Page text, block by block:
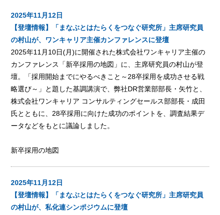
2025年11月12日
【登壇情報】「まなぶとはたらくをつなぐ研究所」主席研究員
の村山が、ワンキャリア主催カンファレンスに登壇
2025年11月10日(月)に開催された株式会社ワンキャリア主催の
カンファレンス「新卒採用の地図」に、主席研究員の村山が登
壇。「採用開始までにやるべきこと～28卒採用を成功させる戦
略選び～」と題した基調講演で、弊社DR営業部部長・矢竹と、
株式会社ワンキャリア コンサルティングセールス部部長・成田
氏とともに、28卒採用に向けた成功のポイントを、調査結果デ
ータなどをもとに議論しました。
新卒採用の地図
2025年11月12日
【登壇情報】「まなぶとはたらくをつなぐ研究所」主席研究員
の村山が、私化連シンポジウムに登壇